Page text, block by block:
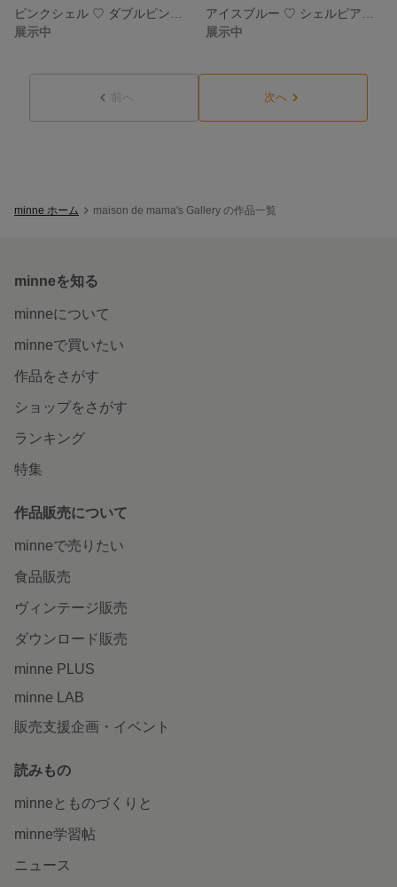
展示中
展示中
前へ 次へ
minne ホーム maison de mama's Gallery の作品一覧
minneを知る
minneについて
minneで買いたい
作品をさがす
ショップをさがす
ランキング
特集
作品販売について
minneで売りたい
食品販売
ヴィンテージ販売
ダウンロード販売
minne PLUS
minne LAB
販売支援企画・イベント
読みもの
minneとものづくりと
minne学習帖
ニュース